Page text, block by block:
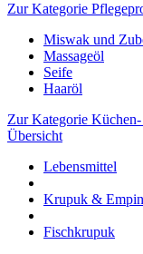
Zur Kategorie
Miswak und
Massageöl
Seife
Haaröl
Zur Kategorie
Übersicht
Lebensmittel
Krupuk &
Fischkrupuk